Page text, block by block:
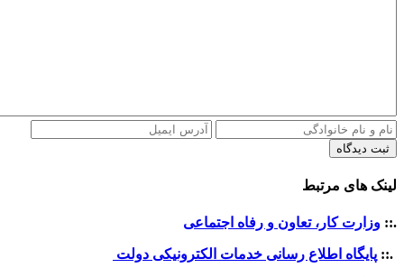
ثبت دیدگاه
لینک های مرتبط
.:: وزارت کار، تعاون و رفاه اجتماعی
.:: پایگاه اطلاع رسانی خدمات الکترونیکی دولت